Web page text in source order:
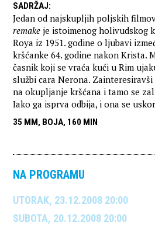
SADRŽAJ:
Jedan od najskupljih poljskih
remake je istoimenog holivudskog
Roya iz 1951. godine o ljubavi
kršćanke 64. godine nakon Krista.
časnik koji se vraća kući u Rim
službi cara Nerona.
na okupljanje kršćana i tamo se
Iako ga isprva odbija, i ona se
35 MM, BOJA, 160 MIN
NA PROGRAMU
UTORAK, 23.12.2008 20:00
SUBOTA, 20.12.2008 20:00